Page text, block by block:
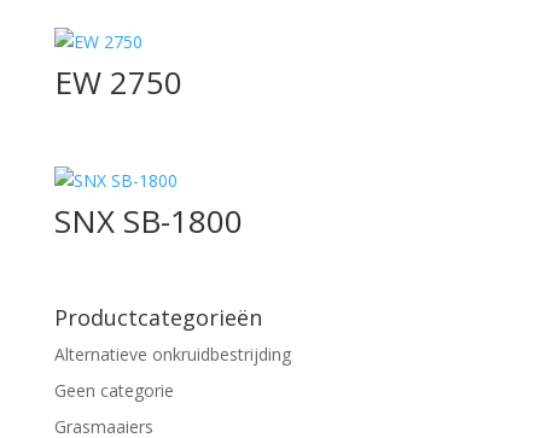
EW 2750
SNX SB-1800
Productcategorieën
Alternatieve onkruidbestrijding
Geen categorie
Grasmaaiers